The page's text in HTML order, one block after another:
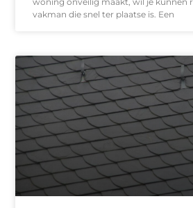
vakman die snel ter plaatse is. Een